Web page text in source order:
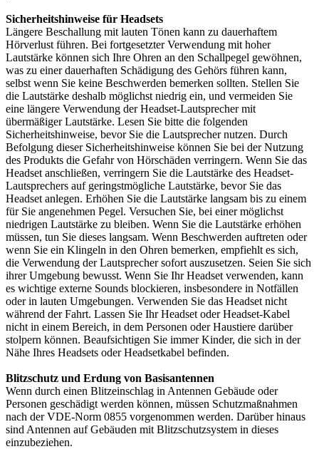
Sicherheitshinweise für Headsets
Längere Beschallung mit lauten Tönen kann zu dauerhaftem
Hörverlust führen. Bei fortgesetzter Verwendung mit hoher
Lautstärke können sich Ihre Ohren an den Schallpegel gewöhnen,
was zu einer dauerhaften Schädigung des Gehörs führen kann,
selbst wenn Sie keine Beschwerden bemerken sollten. Stellen Sie
die Lautstärke deshalb möglichst niedrig ein, und vermeiden Sie
eine längere Verwendung der Headset-Lautsprecher mit
übermäßiger Lautstärke. Lesen Sie bitte die folgenden
Sicherheitshinweise, bevor Sie die Lautsprecher nutzen. Durch
Befolgung dieser Sicherheitshinweise können Sie bei der Nutzung
des Produkts die Gefahr von Hörschäden verringern. Wenn Sie das
Headset anschließen, verringern Sie die Lautstärke des Headset-
Lautsprechers auf geringstmögliche Lautstärke, bevor Sie das
Headset anlegen. Erhöhen Sie die Lautstärke langsam bis zu einem
für Sie angenehmen Pegel. Versuchen Sie, bei einer möglichst
niedrigen Lautstärke zu bleiben. Wenn Sie die Lautstärke erhöhen
müssen, tun Sie dieses langsam. Wenn Beschwerden auftreten oder
wenn Sie ein Klingeln in den Ohren bemerken, empfiehlt es sich,
die Verwendung der Lautsprecher sofort auszusetzen. Seien Sie sich
ihrer Umgebung bewusst. Wenn Sie Ihr Headset verwenden, kann
es wichtige externe Sounds blockieren, insbesondere in Notfällen
oder in lauten Umgebungen. Verwenden Sie das Headset nicht
während der Fahrt. Lassen Sie Ihr Headset oder Headset-Kabel
nicht in einem Bereich, in dem Personen oder Haustiere darüber
stolpern können. Beaufsichtigen Sie immer Kinder, die sich in der
Nähe Ihres Headsets oder Headsetkabel befinden.
Blitzschutz und Erdung von Basisantennen
Wenn durch einen Blitzeinschlag in Antennen Gebäude oder
Personen geschädigt werden können, müssen Schutzmaßnahmen
nach der VDE-Norm 0855 vorgenommen werden. Darüber hinaus
sind Antennen auf Gebäuden mit Blitzschutzsystem in dieses
einzubeziehen.